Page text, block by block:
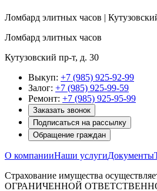
Ломбард элитных часов |
Ломбард элитных часов
Кутузовский пр-т, д. 30
Выкуп: +7 (985) 925-92-99
Залог: +7 (985) 925-99-59
Ремонт: +7 (985) 925-95-99
Заказать звонок
Подписаться на рассылку
Обращение граждан
О компанииНаши услугиДокументы
Страхование имущества
ОГРАНИЧЕННОЙ